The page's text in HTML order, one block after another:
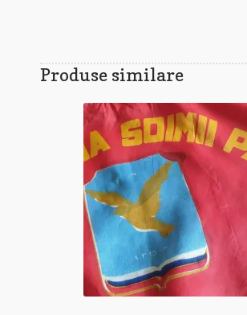
Produse similare